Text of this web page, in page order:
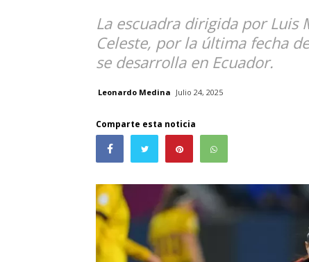
La escuadra dirigida por Luis
Celeste, por la última fecha
se desarrolla en Ecuador.
Leonardo Medina Julio 24, 2025
Comparte esta noticia